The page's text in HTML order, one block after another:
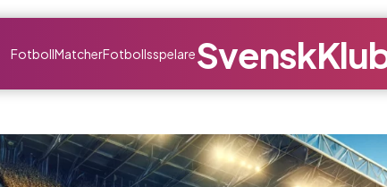
FotbollMatcherFotbollsspelare